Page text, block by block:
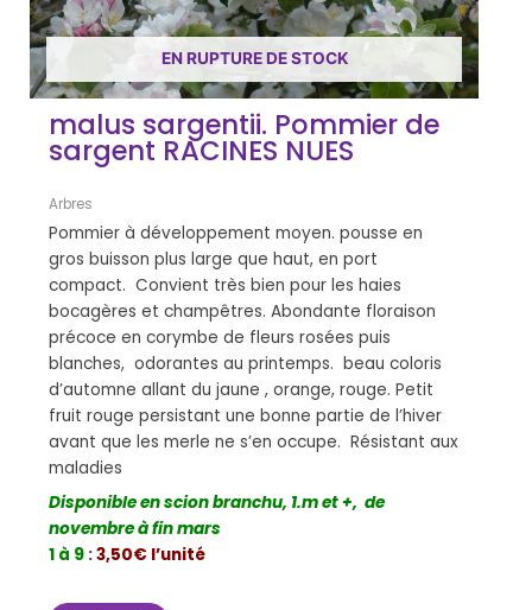
EN RUPTURE DE STOCK
malus sargentii. Pommier de
sargent RACINES NUES
Arbres
Pommier à développement moyen. pousse en
gros buisson plus large que haut, en port
compact. Convient très bien pour les haies
bocagères et champêtres. Abondante floraison
précoce en corymbe de fleurs rosées puis
blanches, odorantes au printemps. beau coloris
d’automne allant du jaune , orange, rouge. Petit
fruit rouge persistant une bonne partie de l’hiver
avant que les merle ne s’en occupe. Résistant aux
maladies
Disponible en scion branchu, 1.m et +, de
novembre à fin mars
1 à 9 :3,50€ l’unité